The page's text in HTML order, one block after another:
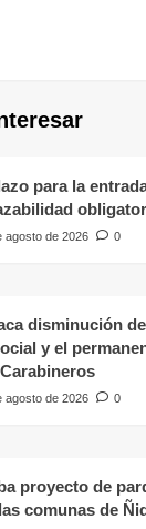
para la
agosto de 2026 0
disminución
y el
agosto de 2026 0
proyecto de
comunas de